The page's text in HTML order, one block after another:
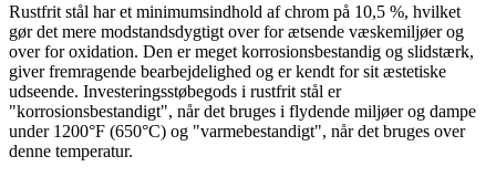
Rustfrit stål har et minimumsindhold af chrom på 10,5 %, hvilket
gør det mere modstandsdygtigt over for ætsende væskemiljøer og
over for oxidation. Den er meget korrosionsbestandig og slidstærk,
giver fremragende bearbejdelighed og er kendt for sit æstetiske
udseende. Investeringsstøbegods i rustfrit stål er
"korrosionsbestandigt", når det bruges i flydende miljøer og dampe
under 1200°F (650°C) og "varmebestandigt", når det bruges over
denne temperatur.